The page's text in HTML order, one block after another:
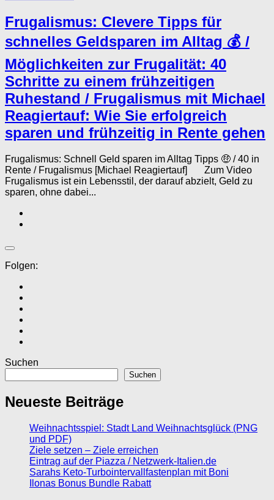
Frugalismus: Clevere Tipps für
schnelles Geldsparen im Alltag 💰 /
Möglichkeiten zur Frugalität: 40
Schritte zu einem frühzeitigen
Ruhestand / Frugalismus mit Michael
Reagiertauf: Wie Sie erfolgreich
sparen und frühzeitig in Rente gehen
Frugalismus: Schnell Geld sparen im Alltag Tipps 🤑 / 40 in
Rente / Frugalismus [Michael Reagiertauf] Zum Video
Frugalismus ist ein Lebensstil, der darauf abzielt, Geld zu
sparen, ohne dabei...
Folgen:
Suchen
Suchen
Neueste Beiträge
Weihnachtsspiel: Stadt Land Weihnachtsglück (PNG
und PDF)
Ziele setzen – Ziele erreichen
Eintrag auf der Piazza / Netzwerk-Italien.de
Sarahs Keto-Turbointervallfastenplan mit Boni
Ilonas Bonus Bundle Rabatt